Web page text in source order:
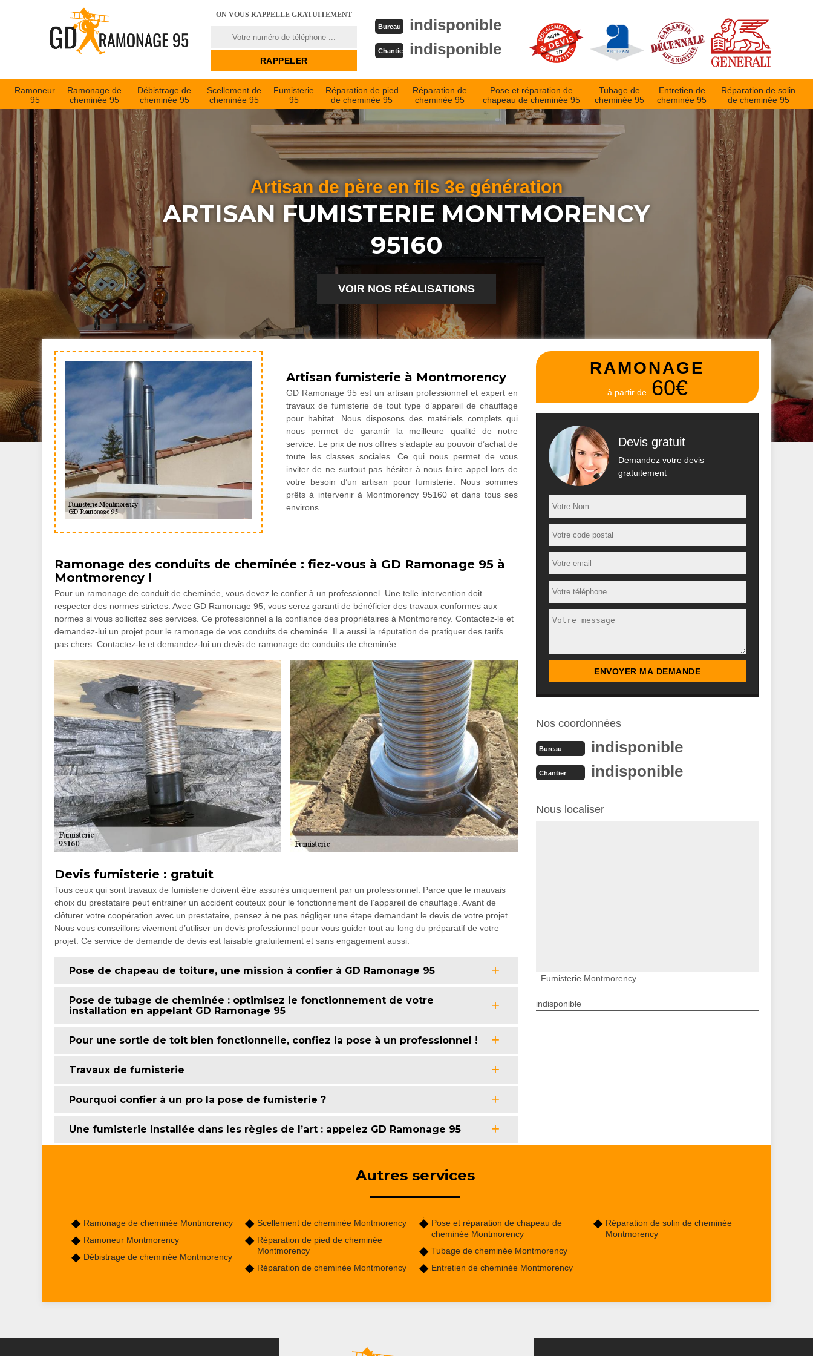
ON VOUS RAPPELLE GRATUITEMENT
Bureau indisponible
Chantier indisponible
Ramoneur
95
Ramonage de
cheminée 95
Débistrage de
cheminée 95
Scellement de
cheminée 95
Fumisterie
95
Réparation de pied
de cheminée 95
Réparation de
cheminée 95
Pose et réparation de
chapeau de cheminée 95
Tubage de
cheminée 95
Entretien de
cheminée 95
Réparation de solin
de cheminée 95
Artisan de père en fils 3e génération
ARTISAN FUMISTERIE MONTMORENCY
95160
VOIR NOS RÉALISATIONS
Artisan fumisterie à Montmorency
GD Ramonage 95 est un artisan professionnel et expert en
travaux de fumisterie de tout type d’appareil de chauffage
pour habitat. Nous disposons des matériels complets qui
nous permet de garantir la meilleure qualité de notre
service. Le prix de nos offres s’adapte au pouvoir d’achat de
toute les classes sociales. Ce qui nous permet de vous
inviter de ne surtout pas hésiter à nous faire appel lors de
votre besoin d’un artisan pour fumisterie. Nous sommes
prêts à intervenir à Montmorency 95160 et dans tous ses
environs.
Ramonage des conduits de cheminée : fiez-vous à GD Ramonage 95 à
Montmorency !
Pour un ramonage de conduit de cheminée, vous devez le confier à un professionnel. Une telle intervention doit
respecter des normes strictes. Avec GD Ramonage 95, vous serez garanti de bénéficier des travaux conformes aux
normes si vous sollicitez ses services. Ce professionnel a la confiance des propriétaires à Montmorency. Contactez-le et
demandez-lui un projet pour le ramonage de vos conduits de cheminée. Il a aussi la réputation de pratiquer des tarifs
pas chers. Contactez-le et demandez-lui un devis de ramonage de conduits de cheminée.
Devis fumisterie : gratuit
Tous ceux qui sont travaux de fumisterie doivent être assurés uniquement par un professionnel. Parce que le mauvais
choix du prestataire peut entrainer un accident couteux pour le fonctionnement de l’appareil de chauffage. Avant de
clôturer votre coopération avec un prestataire, pensez à ne pas négliger une étape demandant le devis de votre projet.
Nous vous conseillons vivement d’utiliser un devis professionnel pour vous guider tout au long du préparatif de votre
projet. Ce service de demande de devis est faisable gratuitement et sans engagement aussi.
Pose de chapeau de toiture, une mission à confier à GD Ramonage 95
Pose de tubage de cheminée : optimisez le fonctionnement de votre
installation en appelant GD Ramonage 95
Pour une sortie de toit bien fonctionnelle, confiez la pose à un professionnel !
Travaux de fumisterie
Pourquoi confier à un pro la pose de fumisterie ?
Une fumisterie installée dans les règles de l’art : appelez GD Ramonage 95
RAMONAGE
à partir de 60€
Devis gratuit
Demandez votre devis
gratuitement
Nos coordonnées
Bureau indisponible
Chantier indisponible
Nous localiser
Fumisterie Montmorency
indisponible
Autres services
Ramonage de cheminée Montmorency
Ramoneur Montmorency
Débistrage de cheminée Montmorency
Scellement de cheminée Montmorency
Réparation de pied de cheminée
Montmorency
Réparation de cheminée Montmorency
Pose et réparation de chapeau de
cheminée Montmorency
Tubage de cheminée Montmorency
Entretien de cheminée Montmorency
Réparation de solin de cheminée
Montmorency